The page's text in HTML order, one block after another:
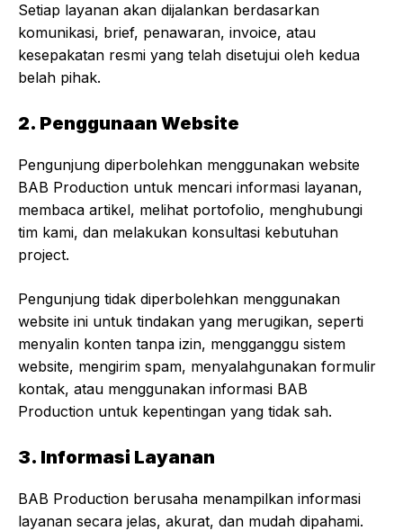
Setiap layanan akan dijalankan berdasarkan
komunikasi, brief, penawaran, invoice, atau
kesepakatan resmi yang telah disetujui oleh kedua
belah pihak.
2. Penggunaan Website
Pengunjung diperbolehkan menggunakan website
BAB Production untuk mencari informasi layanan,
membaca artikel, melihat portofolio, menghubungi
tim kami, dan melakukan konsultasi kebutuhan
project.
Pengunjung tidak diperbolehkan menggunakan
website ini untuk tindakan yang merugikan, seperti
menyalin konten tanpa izin, mengganggu sistem
website, mengirim spam, menyalahgunakan formulir
kontak, atau menggunakan informasi BAB
Production untuk kepentingan yang tidak sah.
3. Informasi Layanan
BAB Production berusaha menampilkan informasi
layanan secara jelas, akurat, dan mudah dipahami.